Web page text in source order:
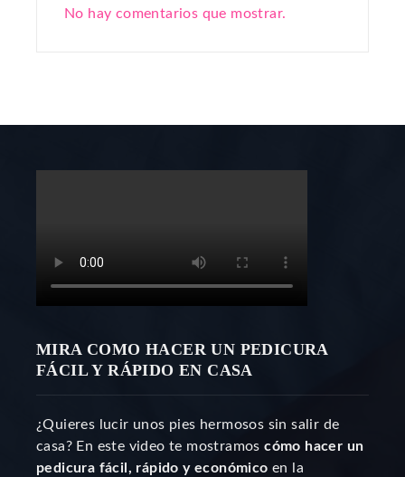
No hay comentarios que mostrar.
MIRA COMO HACER UN PEDICURA
FÁCIL Y RÁPIDO EN CASA
¿Quieres lucir unos pies hermosos sin salir de
casa? En este video te mostramoscómo hacer un
pedicura fácil, rápido y económico en la